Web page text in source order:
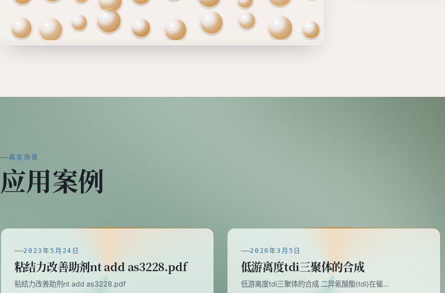
真实场景
应用案例
2023年5月24日
粘结力改善助剂nt add as3228.pdf
粘结力改善助剂nt add as3228.pdf
2020年3月5日
低游离度tdi三聚体的合成
低游离度tdi三聚体的合成 二异氰酸酯(tdi)在催…